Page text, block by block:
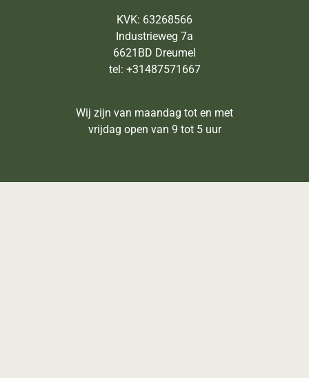
KVK: 63268566
Industrieweg 7a
6621BD Dreumel
tel: +31487571667
Wij zijn van maandag tot en met
vrijdag open van 9 tot 5 uur